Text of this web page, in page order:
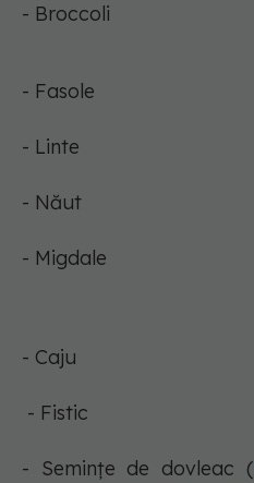
- Broccoli
- Fasole
- Linte
- Năut
- Migdale
- Caju
- Fistic
- Semințe de dovleac (